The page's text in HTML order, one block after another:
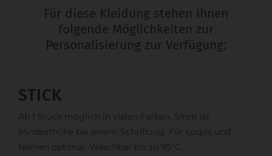
Für diese Kleidung stehen Ihnen
folgende Möglichkeiten zur
Personalisierung zur Verfügung:
STICK
Ab 1 Stück möglich in vielen Farben. 5mm ist
Mindesthöhe bei einem Schriftzug. Für Logos und
Namen optimal. Waschbar bis zu 95°C.